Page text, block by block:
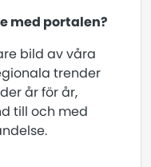
med portalen?
bild av våra
trender
år för år,
till och med